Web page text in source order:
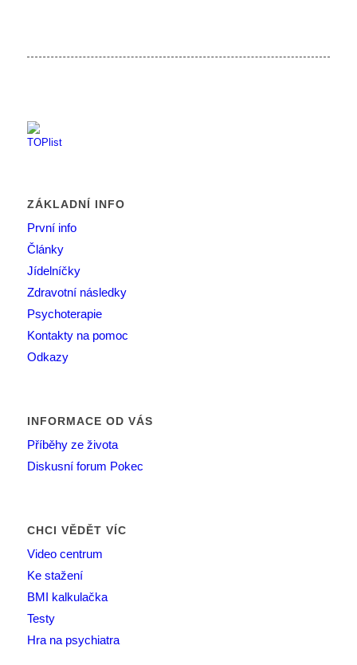
ZÁKLADNÍ INFO
První info
Články
Jídelníčky
Zdravotní následky
Psychoterapie
Kontakty na pomoc
Odkazy
INFORMACE OD VÁS
Příběhy ze života
Diskusní forum Pokec
CHCI VĚDĚT VÍC
Video centrum
Ke stažení
BMI kalkulačka
Testy
Hra na psychiatra